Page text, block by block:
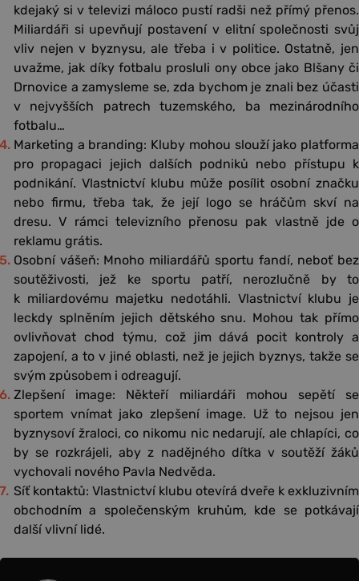
kdejaký si v televizi máloco pustí radši než přímý přenos.
Miliardáři si upevňují postavení v elitní společnosti svůj
vliv nejen v byznysu, ale třeba i v politice. Ostatně, jen
uvažme, jak díky fotbalu prosluli ony obce jako Blšany či
Drnovice a zamysleme se, zda bychom je znali bez účasti
v nejvyšších patrech tuzemského, ba mezinárodního
fotbalu…
Marketing a branding: Kluby mohou slouží jako platforma
pro propagaci jejich dalších podniků nebo přístupu k
podnikání. Vlastnictví klubu může posílit osobní značku
nebo firmu, třeba tak, že její logo se hráčům skví na
dresu. V rámci televizního přenosu pak vlastně jde o
reklamu grátis.
Osobní vášeň: Mnoho miliardářů sportu fandí, neboť bez
soutěživosti, jež ke sportu patří, nerozlučně by to
k miliardovému majetku nedotáhli. Vlastnictví klubu je
leckdy splněním jejich dětského snu. Mohou tak přímo
ovlivňovat chod týmu, což jim dává pocit kontroly a
zapojení, a to v jiné oblasti, než je jejich byznys, takže se
svým způsobem i odreagují.
Zlepšení image: Někteří miliardáři mohou sepětí se
sportem vnímat jako zlepšení image. Už to nejsou jen
byznysoví žraloci, co nikomu nic nedarují, ale chlapíci, co
by se rozkrájeli, aby z nadějného dítka v soutěží žáků
vychovali nového Pavla Nedvěda.
Síť kontaktů: Vlastnictví klubu otevírá dveře k exkluzivním
obchodním a společenským kruhům, kde se potkávají
další vlivní lidé.